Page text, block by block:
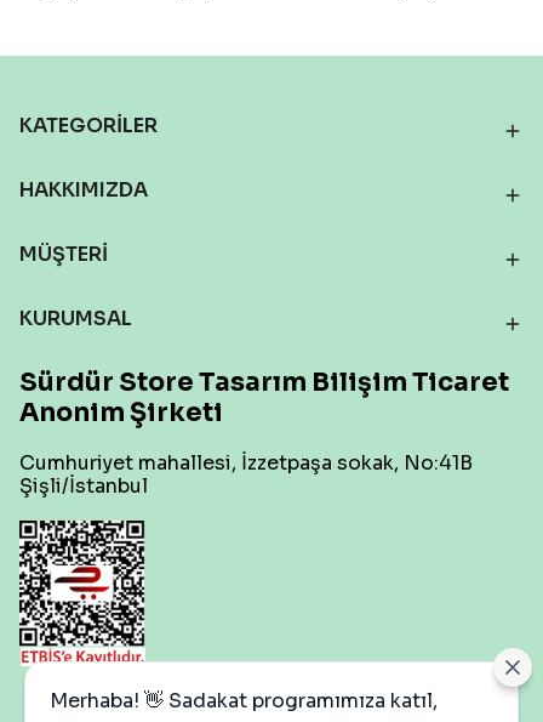
KATEGORİLER
HAKKIMIZDA
MÜŞTERİ
KURUMSAL
Sürdür Store Tasarım Bilişim Ticaret
Anonim Şirketi
Cumhuriyet mahallesi, İzzetpaşa sokak, No:41B
Şişli/İstanbul
Merhaba! 👋 Sadakat programımıza katıl,